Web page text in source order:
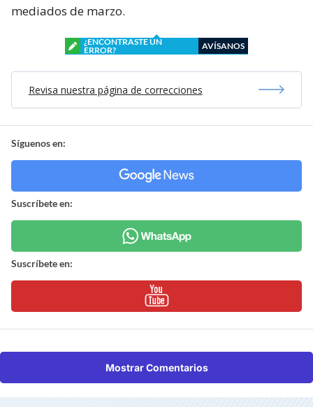
mediados de marzo.
¿ENCONTRASTE UN
ERROR?
AVÍSANOS
Revisa nuestra página de correcciones
Síguenos en:
Suscríbete en:
Suscríbete en:
Mostrar Comentarios